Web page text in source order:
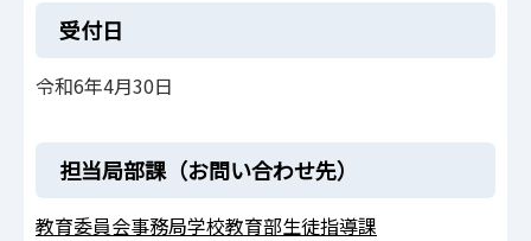
受付日
令和6年4月30日
担当局部課（お問い合わせ先）
教育委員会事務局学校教育部生徒指導課